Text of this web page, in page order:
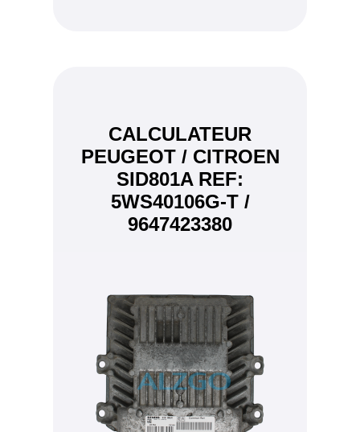
CALCULATEUR
PEUGEOT / CITROEN
SID801A REF:
5WS40106G-T /
9647423380